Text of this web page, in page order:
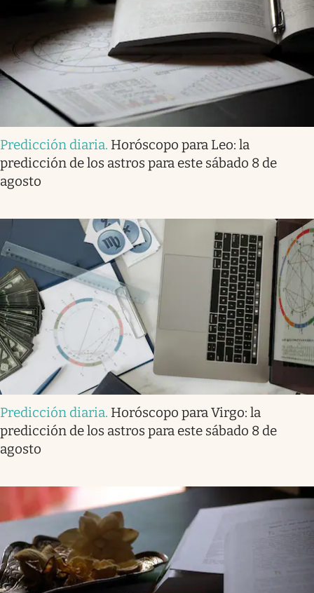
Predicción diaria. Horóscopo para Leo: la
predicción de los astros para este sábado 8 de
agosto
Predicción diaria. Horóscopo para Virgo: la
predicción de los astros para este sábado 8 de
agosto